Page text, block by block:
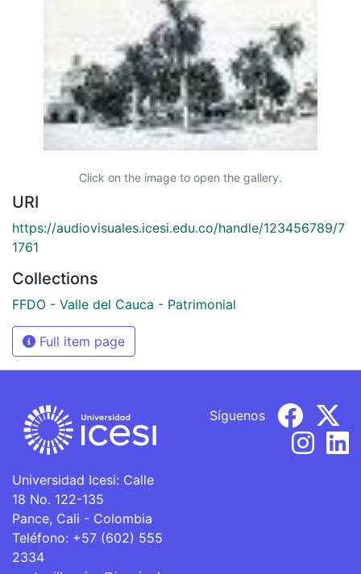
Click on the image to open the gallery.
URI
https://audiovisuales.icesi.edu.co/handle/123456789/7
1761
Collections
FFDO - Valle del Cauca - Patrimonial
Full item page
Universidad Icesi: Calle
18 No. 122-135
Pance, Cali - Colombia
Teléfono: +57 (602) 555
2334
Síguenos